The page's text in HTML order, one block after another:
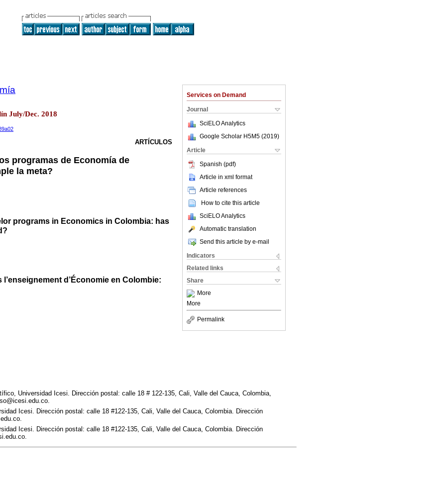
Services on Demand
Journal
SciELO Analytics
Google Scholar H5M5 (2019)
Article
Spanish (pdf)
Article in xml format
Article references
How to cite this article
SciELO Analytics
Automatic translation
Send this article by e-mail
Indicators
Related links
Share
More
More
Permalink
July/Dec. 2018
ARTÍCULOS
programas de Economía de
la meta?
programs in Economics in Colombia: has
l’enseignement d’Économie en Colombie:
Universidad Icesi. Dirección postal: calle 18 # 122-135, Cali, Valle del Cauca, Colombia,
Icesi. Dirección postal: calle 18 #122-135, Cali, Valle del Cauca, Colombia. Dirección
Icesi. Dirección postal: calle 18 #122-135, Cali, Valle del Cauca, Colombia. Dirección